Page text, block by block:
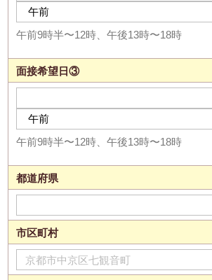
午前9時半〜12時、午後13時〜18時
面接希望日③
午前9時半〜12時、午後13時〜18時
都道府県
市区町村